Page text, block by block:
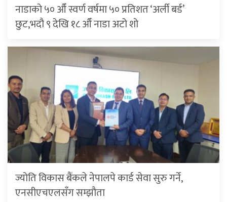
नाडाको ५० औँ स्वर्ण वर्षमा ५० प्रतिशत ‘अर्ली बर्ड’
छुट,भदौ ९ देखि १८ औँ नाडा अटो शो
ज्योति विकास बैंकले नेपालपे कार्ड सेवा सुरु गर्ने,
एनसीएचएलसँग सम्झौता